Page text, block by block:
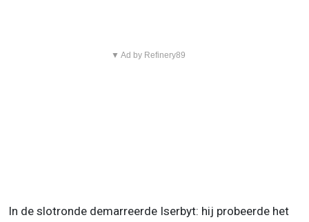
▼ Ad by Refinery89
In de slotronde demarreerde Iserbyt: hij probeerde het